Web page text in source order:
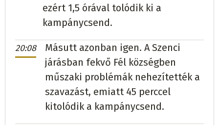
ezért 1,5 órával tolódik ki a
kampánycsend.
20:08
Másutt azonban igen. A Szenci
járásban fekvő Fél községben
műszaki problémák nehezítették a
szavazást, emiatt 45 perccel
kitolódik a kampánycsend.